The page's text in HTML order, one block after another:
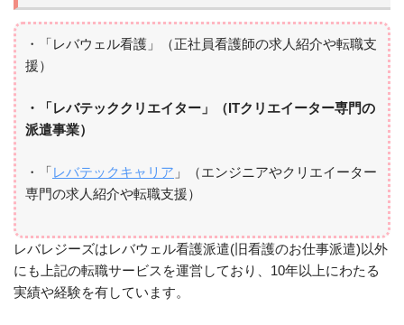
・「レバウェル看護」（正社員看護師の求人紹介や転職支
援）
・「レバテッククリエイター」（ITクリエイーター専門の
派遣事業）
・「レバテックキャリア 」（エンジニアやクリエイーター
専門の求人紹介や転職支援）
レバレジーズはレバウェル看護派遣(旧看護のお仕事派遣)以外
にも上記の転職サービスを運営しており、10年以上にわたる
実績や経験を有しています。